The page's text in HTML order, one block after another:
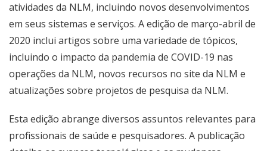
atividades da NLM, incluindo novos desenvolvimentos
em seus sistemas e serviços. A edição de março-abril de
2020 inclui artigos sobre uma variedade de tópicos,
incluindo o impacto da pandemia de COVID-19 nas
operações da NLM, novos recursos no site da NLM e
atualizações sobre projetos de pesquisa da NLM.
Esta edição abrange diversos assuntos relevantes para
profissionais de saúde e pesquisadores. A publicação